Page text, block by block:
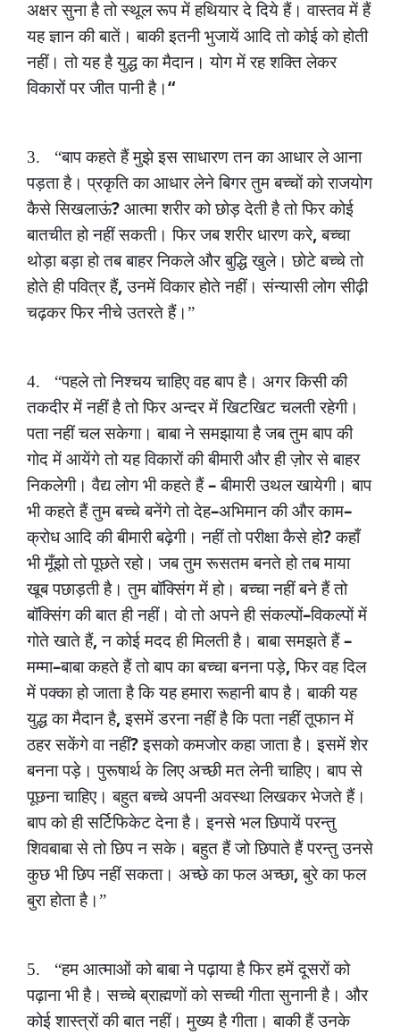
अक्षर सुना है तो स्थूल रूप में हथियार दे दिये हैं। वास्तव में हैं
यह ज्ञान की बातें। बाकी इतनी भुजायें आदि तो कोई को होती
नहीं। तो यह है युद्ध का मैदान। योग में रह शक्ति लेकर
विकारों पर जीत पानी है।“
3. “बाप कहते हैं मुझे इस साधारण तन का आधार ले आना
पड़ता है। प्रकृति का आधार लेने बिगर तुम बच्चों को राजयोग
कैसे सिखलाऊं? आत्मा शरीर को छोड़ देती है तो फिर कोई
बातचीत हो नहीं सकती। फिर जब शरीर धारण करे,बच्चा
थोड़ा बड़ा हो तब बाहर निकले और बुद्धि खुले। छोटे बच्चे तो
होते ही पवित्र हैं,उनमें विकार होते नहीं। संन्यासी लोग सीढ़ी
चढ़कर फिर नीचे उतरते हैं।”
4. “पहले तो निश्चय चाहिए वह बाप है। अगर किसी की
तकदीर में नहीं है तो फिर अन्दर में खिटखिट चलती रहेगी।
पता नहीं चल सकेगा। बाबा ने समझाया है जब तुम बाप की
गोद में आयेंगे तो यह विकारों की बीमारी और ही ज़ोर से बाहर
निकलेगी। वैद्य लोग भी कहते हैं–बीमारी उथल खायेगी। बाप
भी कहते हैं तुम बच्चे बनेंगे तो देह–अभिमान की और काम–
क्रोध आदि की बीमारी बढ़ेगी। नहीं तो परीक्षा कैसे हो?कहाँ
भी मूँझो तो पूछते रहो। जब तुम रूसतम बनते हो तब माया
खूब पछाड़ती है। तुम बॉक्सिंग में हो। बच्चा नहीं बने हैं तो
बॉक्सिंग की बात ही नहीं। वो तो अपने ही संकल्पों–विकल्पों में
गोते खाते हैं,न कोई मदद ही मिलती है। बाबा समझते हैं–
मम्मा–बाबा कहते हैं तो बाप का बच्चा बनना पड़े,फिर वह दिल
में पक्का हो जाता है कि यह हमारा रूहानी बाप है। बाकी यह
युद्ध का मैदान है,इसमें डरना नहीं है कि पता नहीं तूफान में
ठहर सकेंगे वा नहीं?इसको कमजोर कहा जाता है। इसमें शेर
बनना पड़े। पुरूषार्थ के लिए अच्छी मत लेनी चाहिए। बाप से
पूछना चाहिए। बहुत बच्चे अपनी अवस्था लिखकर भेजते हैं।
बाप को ही सर्टिफिकेट देना है। इनसे भल छिपायें परन्तु
शिवबाबा से तो छिप न सके। बहुत हैं जो छिपाते हैं परन्तु उनसे
कुछ भी छिप नहीं सकता। अच्छे का फल अच्छा,बुरे का फल
बुरा होता है।”
5. “हम आत्माओं को बाबा ने पढ़ाया है फिर हमें दूसरों को
पढ़ाना भी है। सच्चे ब्राह्मणों को सच्ची गीता सुनानी है। और
कोई शास्त्रों की बात नहीं। मुख्य है गीता। बाकी हैं उनके